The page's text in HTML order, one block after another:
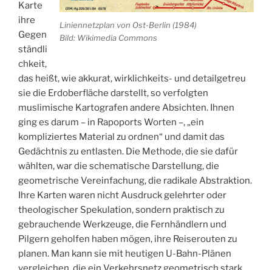
Liniennetzplan von Ost-Berlin (1984)
Bild: Wikimedia Commons
Karte
ihre
Gegen
ständli
chkeit,
das heißt, wie akkurat, wirklichkeits- und detailgetreu
sie die Erdoberfläche darstellt, so verfolgten
muslimische Kartografen andere Absichten. Ihnen
ging es darum – in Rapoports Worten –, „ein
kompliziertes Material zu ordnen“ und damit das
Gedächtnis zu entlasten. Die Methode, die sie dafür
wählten, war die schematische Darstellung, die
geometrische Vereinfachung, die radikale Abstraktion.
Ihre Karten waren nicht Ausdruck gelehrter oder
theologischer Spekulation, sondern praktisch zu
gebrauchende Werkzeuge, die Fernhändlern und
Pilgern geholfen haben mögen, ihre Reiserouten zu
planen. Man kann sie mit heutigen U-Bahn-Plänen